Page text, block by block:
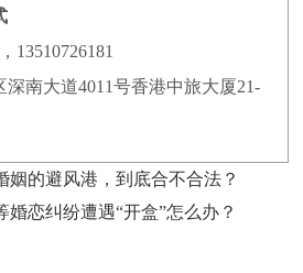
13510726181
南大道4011号香港中旅大厦21-
姻的避风港，到底合不合法？
婚恋纠纷遭遇“开盒”怎么办？